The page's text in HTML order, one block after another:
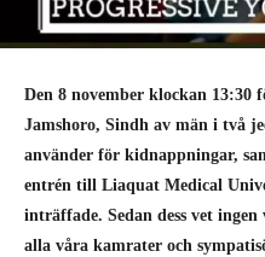
Den 8 november klockan 13:30
Jamshoro, Sindh av män i två
använder för kidnappningar,
entrén till Liaquat Medical
inträffade. Sedan dess vet
alla våra kamrater och